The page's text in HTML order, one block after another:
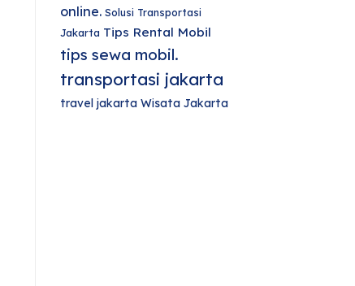
online. Solusi Transportasi
Jakarta Tips Rental Mobil
tips sewa mobil.
transportasi jakarta
travel jakarta Wisata Jakarta